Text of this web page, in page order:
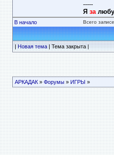
-----
Я за
В начало Всего
|Новая тема| Тема закрыта |
АРКАДАК» Форумы» ИГРЫ »